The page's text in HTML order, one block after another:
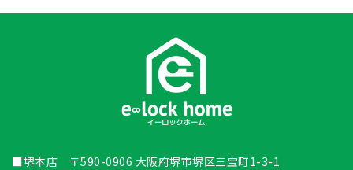
■堺本店 〒590-0906 大阪府堺市堺区三宝町1-3-1